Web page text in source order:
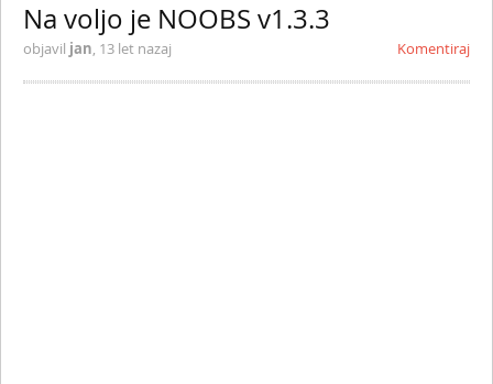
Na voljo je NOOBS v1.3.3
objavil jan, 13 let nazaj Komentiraj